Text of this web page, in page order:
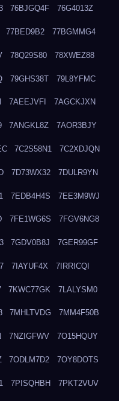
76BJGQ4F 76G4013Z
77BED9B2 77BGMMG4
78Q29S80 78XWEZ88
79GHS38T 79L8YFMC
7AEEJVFI 7AGCKJXN
7ANGKL8Z 7AOR3BJY
7C2S58N1 7C2XDJQN
7D73WX32 7DULR9YN
7EDB4H4S 7EE3M9WJ
7FE1WG6S 7FGV6NG8
7GDV0B8J 7GER99GF
7IAYUF4X 7IRRICQI
7KWC77GK 7LALYSM0
7MHLTVDG 7MM4F50B
7NZIGFWV 7O15HQUY
7ODLM7D2 7OY8DOTS
7PISQHBH 7PKT2VUV